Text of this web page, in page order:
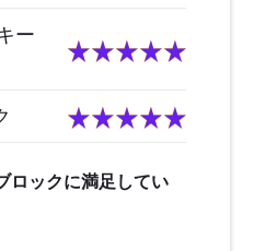
ー
ロックに満足してい